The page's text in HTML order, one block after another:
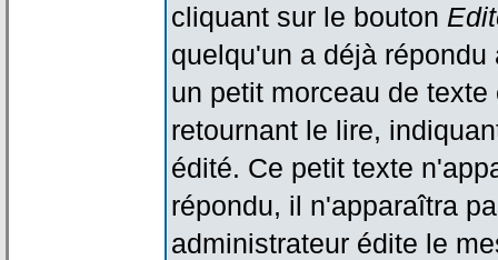
cliquant sur le bouton
quelqu'un a déjà
un petit morceau de
retournant le lire,
édité. Ce petit texte
répondu, il n'apparaîtra
administrateur édite le